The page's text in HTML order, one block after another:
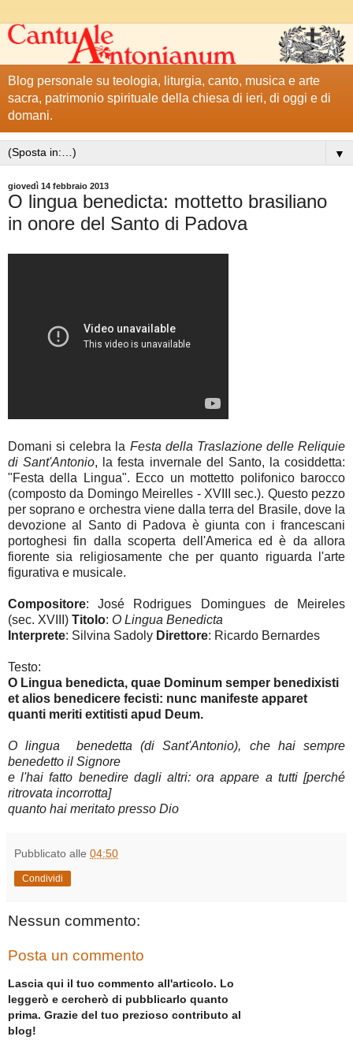
Blog personale su teologia, liturgia, canto, musica e arte
sacra, patrimonio spirituale della chiesa di ieri, di oggi e di
domani.
▼
giovedì 14 febbraio 2013
O lingua benedicta: mottetto brasiliano
in onore del Santo di Padova
Domani si celebra la Festa della Traslazione delle Reliquie
di Sant'Antonio, la festa invernale del Santo, la cosiddetta:
"Festa della Lingua". Ecco un mottetto polifonico barocco
(composto da Domingo Meirelles - XVIII sec.). Questo pezzo
per soprano e orchestra viene dalla terra del Brasile, dove la
devozione al Santo di Padova è giunta con i francescani
portoghesi fin dalla scoperta dell'America ed è da allora
fiorente sia religiosamente che per quanto riguarda l'arte
figurativa e musicale.
Compositore: José Rodrigues Domingues de Meireles
(sec. XVIII) Titolo: O Lingua Benedicta
Interprete: Silvina Sadoly Direttore: Ricardo Bernardes
Testo:
O Lingua benedicta, quae Dominum semper benedixisti
et alios benedicere fecisti: nunc manifeste apparet
quanti meriti extitisti apud Deum.
O lingua benedetta (di Sant'Antonio), che hai sempre
benedetto il Signore
e l'hai fatto benedire dagli altri: ora appare a tutti [perché
ritrovata incorrotta]
quanto hai meritato presso Dio
Pubblicato alle 04:50
Condividi
Nessun commento:
Posta un commento
Lascia qui il tuo commento all'articolo. Lo
leggerò e cercherò di pubblicarlo quanto
prima. Grazie del tuo prezioso contributo al
blog!